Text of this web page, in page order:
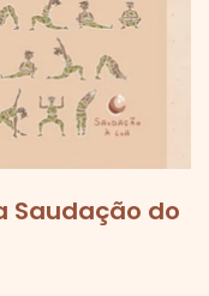
Saudação do